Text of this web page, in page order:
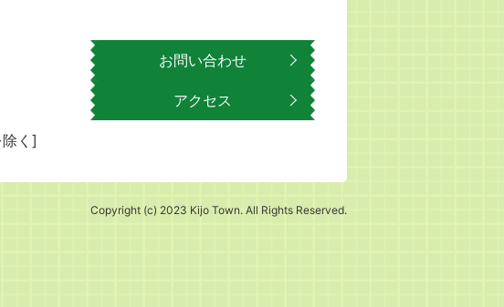
く]
お問い合わせ
アクセス
Copyright (c) 2023 Kijo Town. All Rights Reserved.